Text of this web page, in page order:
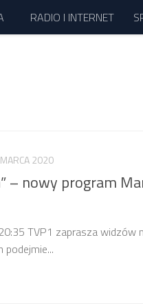
RADIO I INTERNET
2020
– nowy program
TVP1 zaprasza widzów